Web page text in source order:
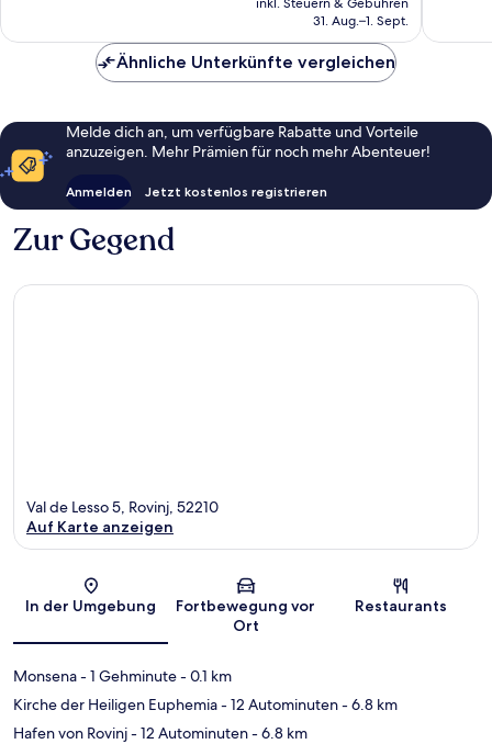
beträgt
31. Aug.–1. Sept.
Ähnliche Unterkünfte vergleichen
Melde dich an, um verfügbare Rabatte und Vorteile
anzuzeigen. Mehr Prämien für noch mehr Abenteuer!
Anmelden Jetzt kostenlos registrieren
Zur Gegend
Karte
Val de Lesso 5, Rovinj, 52210
Auf Karte anzeigen
In der Umgebung
Fortbewegung vor
Ort
Restaurants
Monsena- 1 Gehminute- 0.1 km
Kirche der Heiligen Euphemia- 12 Autominuten- 6.8 km
Hafen von Rovinj- 12 Autominuten- 6.8 km